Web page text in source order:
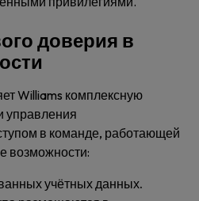
доверия в
Williams комплексную
управления
в команде, работающей
возможности:
учётных данных.